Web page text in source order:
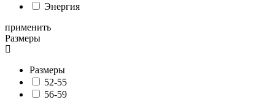
Энергия
применить
Размеры
Размеры
52-55
56-59